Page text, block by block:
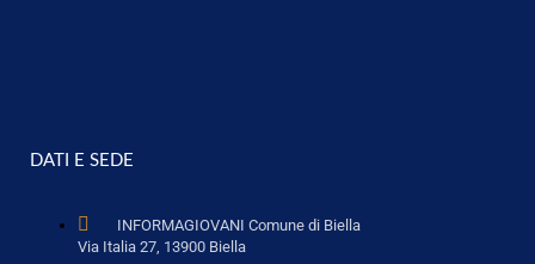
DATI E SEDE
INFORMAGIOVANI Comune di Biella
Via Italia 27, 13900 Biella